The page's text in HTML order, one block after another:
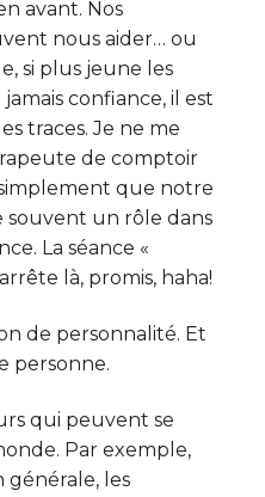
avant. Nos
nous aider… ou
si plus jeune les
confiance, il est
traces. Je ne me
de comptoir
que notre
souvent un rôle dans
La séance «
là, promis, haha!
de personnalité. Et
personne.
qui peuvent se
Par exemple,
générale, les